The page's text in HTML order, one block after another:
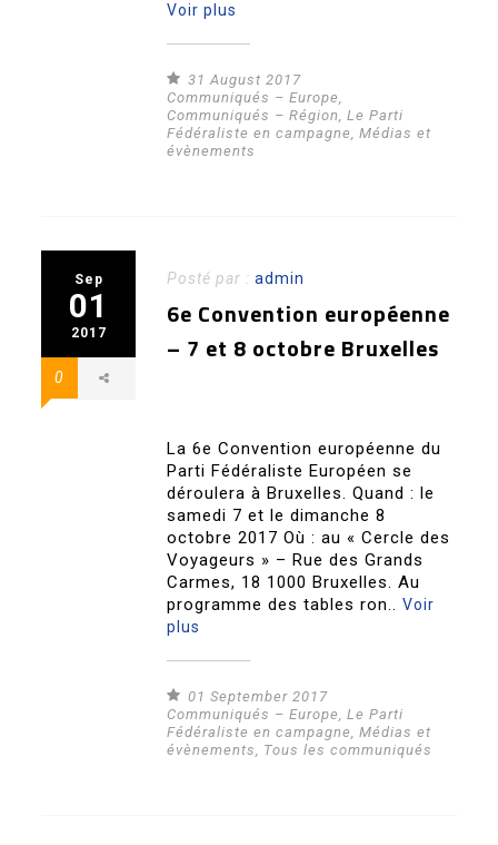
Voir plus
31 August 2017
Communiqués – Europe,
Communiqués – Région,Le Parti
Fédéraliste en campagne,Médias et
évènements
Sep
01
2017
0
Posté par :admin
6e Convention européenne
– 7 et 8 octobre Bruxelles
La 6e Convention européenne du
Parti Fédéraliste Européen se
déroulera à Bruxelles. Quand : le
samedi 7 et le dimanche 8
octobre 2017 Où : au « Cercle des
Voyageurs » – Rue des Grands
Carmes, 18 1000 Bruxelles. Au
programme des tables ron..Voir
plus
01 September 2017
Communiqués – Europe,Le Parti
Fédéraliste en campagne,Médias et
évènements, Tous les communiqués